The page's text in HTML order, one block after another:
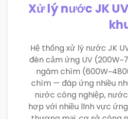
Xử lý nước JK
Hệ thống xử lý nước JK
đèn cảm ứng UV
ngâm chìm
chìm — đáp ứng nhiều
nước công nghiệp,
hợp với nhiều lĩnh vực